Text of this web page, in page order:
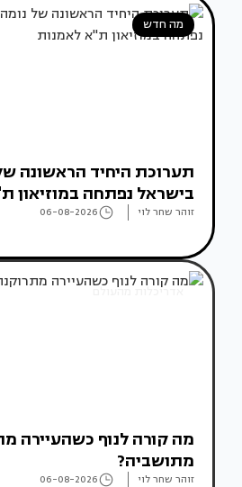
מה חדש
תערוכת היחיד הראשונה
בישראל נפתחה במוזיאון
זוהר שחר לוי 06-08-2026
אדריכלות מהעולם
מה קורה לנוף כשהעיירה
מתושביה?
זוהר שחר לוי 06-08-2026